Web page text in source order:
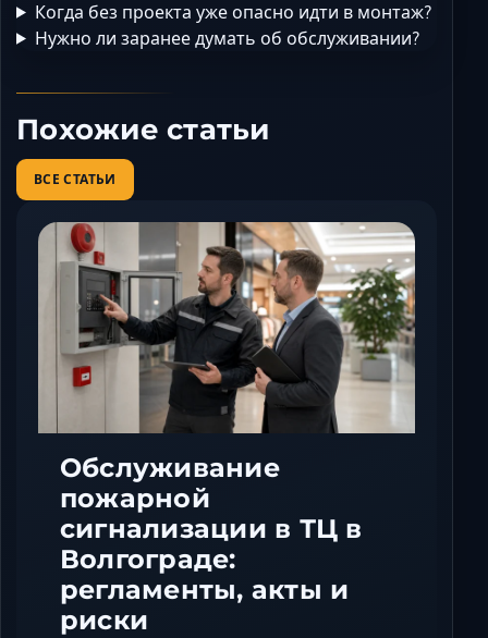
Когда без проекта уже опасно идти в монтаж?
Нужно ли заранее думать об обслуживании?
Похожие статьи
ВСЕ СТАТЬИ
Обслуживание
пожарной
сигнализации в ТЦ в
Волгограде:
регламенты, акты и
риски